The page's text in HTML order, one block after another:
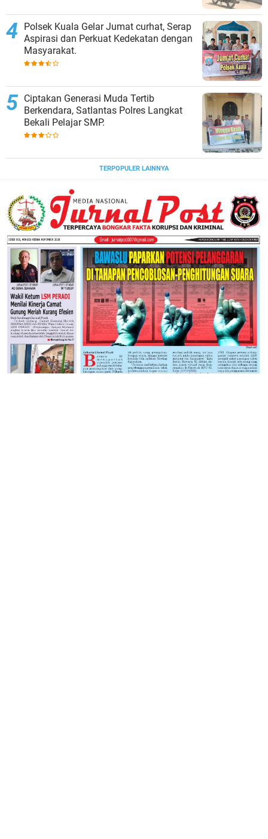
Polsek Kuala Gelar Jumat curhat, Serap
Aspirasi dan Perkuat Kedekatan dengan
Masyarakat.
Ciptakan Generasi Muda Tertib
Berkendara, Satlantas Polres Langkat
Bekali Pelajar SMP.
TERPOPULER LAINNYA